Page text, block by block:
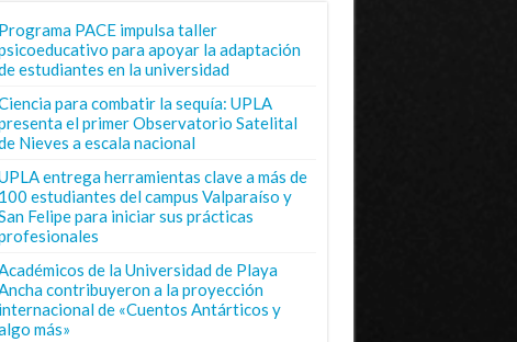
Programa PACE impulsa taller
para apoyar la adaptación
estudiantes en la universidad
para combatir la sequía: UPLA
el primer Observatorio Satelital
Nieves a escala nacional
entrega herramientas clave a más de
100 estudiantes del campus Valparaíso y
Felipe para iniciar sus prácticas
de la Universidad de Playa
contribuyeron a la proyección
internacional de «Cuentos Antárticos y
más»